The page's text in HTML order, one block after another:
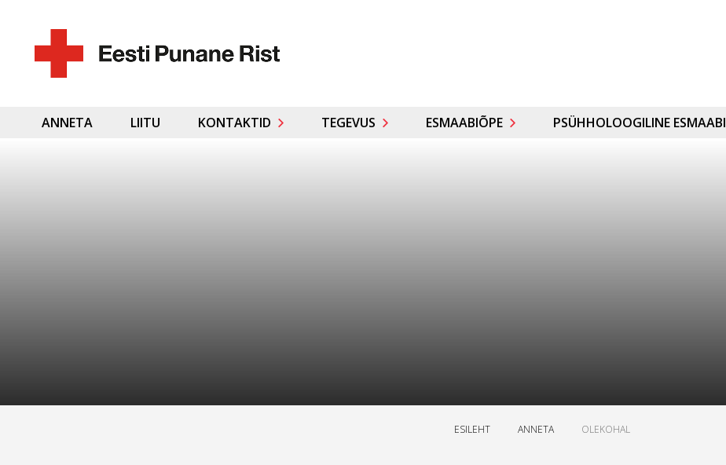
ANNETA LIITU KONTAKTID TEGEVUS ESMAABIÕPE PSÜHHOLOOGILINE ESMAABI
ESILEHT ANNETA OLEKOHAL